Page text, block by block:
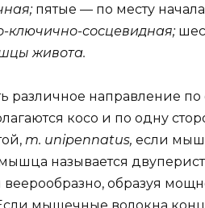
пятые — по месту
ключично-сосцевидная;
живота.
различное направление
косо и по одну
m. unipennatus, если
называется
образуя